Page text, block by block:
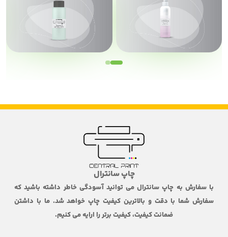
چاپ سانترال
با سفارش به چاپ سانترال می توانید آسودگی خاطر داشته باشید که
سفارش شما با دقت و بالاترین کیفیت چاپ خواهد شد. ما با داشتن
ضمانت کیفیت، کیفیت برتر را ارایه می کنیم.